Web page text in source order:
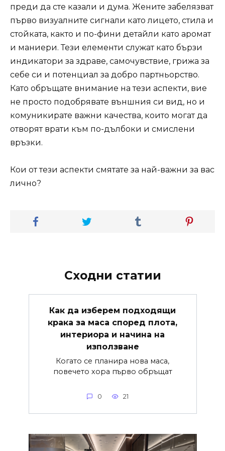
преди да сте казали и дума. Жените забелязват
първо визуалните сигнали като лицето, стила и
стойката, както и по-фини детайли като аромат
и маниери. Тези елементи служат като бързи
индикатори за здраве, самочувствие, грижа за
себе си и потенциал за добро партньорство.
Като обръщате внимание на тези аспекти, вие
не просто подобрявате външния си вид, но и
комуникирате важни качества, които могат да
отворят врати към по-дълбоки и смислени
връзки.
Кои от тези аспекти смятате за най-важни за вас
лично?
Сходни статии
Как да изберем подходящи
крака за маса според плота,
интериора и начина на
използване
Когато се планира нова маса,
повечето хора първо обръщат
0 21